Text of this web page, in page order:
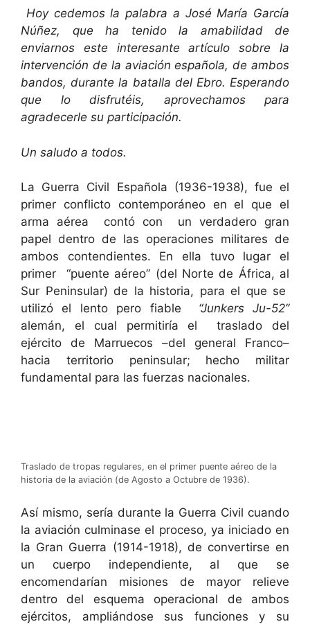
Hoy cedemos la palabra a José María García
Núñez, que ha tenido la amabilidad de
enviarnos este interesante artículo sobre la
intervención de la aviación española, de ambos
bandos, durante la batalla del Ebro. Esperando
que lo disfrutéis, aprovechamos para
agradecerle su participación.
Un saludo a todos.
La Guerra Civil Española (1936-1938), fue el
primer conflicto contemporáneo en el que el
arma aérea contó con un verdadero gran
papel dentro de las operaciones militares de
ambos contendientes. En ella tuvo lugar el
primer “puente aéreo” (del Norte de África, al
Sur Peninsular) de la historia, para el que se
utilizó el lento pero fiable “Junkers Ju-52”
alemán, el cual permitiría el traslado del
ejército de Marruecos –del general Franco–
hacia territorio peninsular; hecho militar
fundamental para las fuerzas nacionales.
Traslado de tropas regulares, en el primer puente aéreo de la
historia de la aviación (de Agosto a Octubre de 1936).
Así mismo, sería durante la Guerra Civil cuando
la aviación culminase el proceso, ya iniciado en
la Gran Guerra (1914-1918), de convertirse en
un cuerpo independiente, al que se
encomendarían misiones de mayor relieve
dentro del esquema operacional de ambos
ejércitos, ampliándose sus funciones y su